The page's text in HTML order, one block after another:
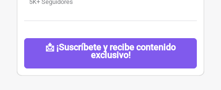
5K+ Seguidores
📩 ¡Suscríbete y recibe contenido
exclusivo!